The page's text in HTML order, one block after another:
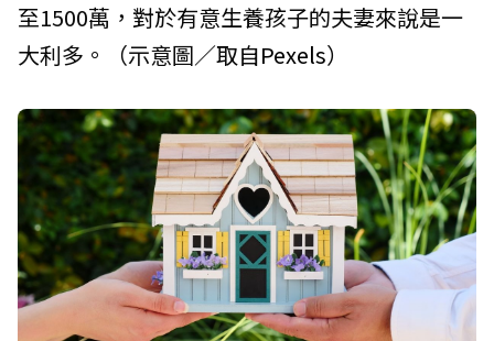
至1500萬，對於有意生養孩子的夫妻來說是一
大利多。（示意圖／取自Pexels）